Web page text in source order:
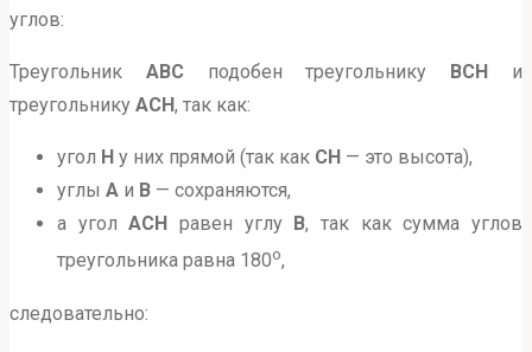
углов:
Треугольник ABCподобен треугольнику BCH
и
треугольнику ACH, так как:
угол H у них прямой (так как CH — это высота),
углы A и B — сохраняются,
а уголACH равен углу B, так как сумма углов
треугольника равна 180о,
следовательно: